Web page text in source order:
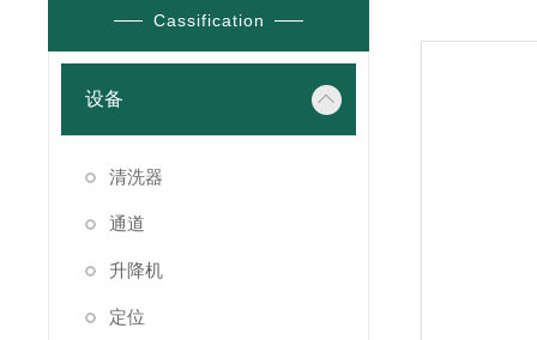
Cassification
设备
清洗器
通道
升降机
定位